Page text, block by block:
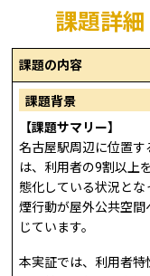
課題詳
課題の内容
課題背景
【課題サマリー】
名古屋駅周辺に位置
は、利用者の9割以上
態化している状況と
煙行動が屋外公共空
じています。
本実証では、利用者